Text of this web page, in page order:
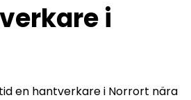
i
en hantverkare i Norrort nära